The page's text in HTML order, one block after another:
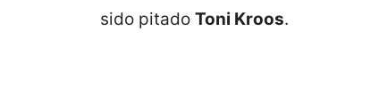
sido pitado Toni Kroos.